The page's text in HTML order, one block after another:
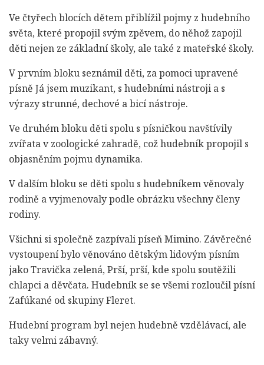
Ve čtyřech blocích dětem přiblížil pojmy z hudebního
světa, které propojil svým zpěvem, do něhož zapojil
děti nejen ze základní školy, ale také z mateřské školy.
V prvním bloku seznámil děti, za pomoci upravené
písně Já jsem muzikant, s hudebními nástroji a s
výrazy strunné, dechové a bicí nástroje.
Ve druhém bloku děti spolu s písničkou navštívily
zvířata v zoologické zahradě, což hudebník propojil s
objasněním pojmu dynamika.
V dalším bloku se děti spolu s hudebníkem věnovaly
rodině a vyjmenovaly podle obrázku všechny členy
rodiny.
Všichni si společně zazpívali píseň Mimino. Závěrečné
vystoupení bylo věnováno dětským lidovým písním
jako Travička zelená, Prší, prší, kde spolu soutěžili
chlapci a děvčata. Hudebník se se všemi rozloučil písní
Zafúkané od skupiny Fleret.
Hudební program byl nejen hudebně vzdělávací, ale
taky velmi zábavný.